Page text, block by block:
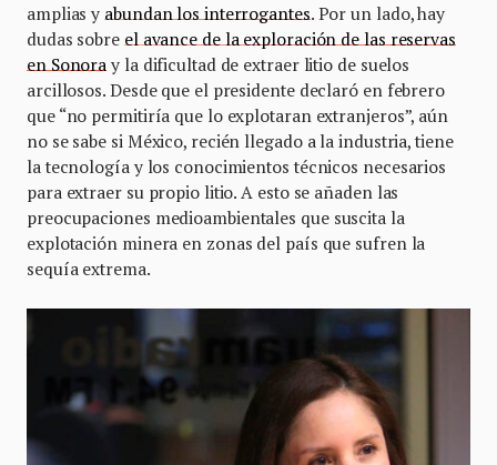
amplias y abundan los interrogantes. Por un lado, hay
dudas sobre el avance de la exploración de las reservas
en Sonora y la dificultad de extraer litio de suelos
arcillosos. Desde que el presidente declaró en febrero
que “no permitiría que lo explotaran extranjeros”, aún
no se sabe si México, recién llegado a la industria, tiene
la tecnología y los conocimientos técnicos necesarios
para extraer su propio litio. A esto se añaden las
preocupaciones medioambientales que suscita la
explotación minera en zonas del país que sufren la
sequía extrema.